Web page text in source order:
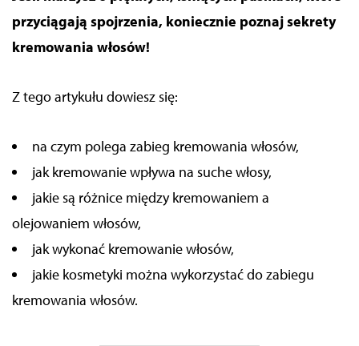
przyciągają spojrzenia, koniecznie poznaj sekrety
kremowania włosów!
Z tego artykułu dowiesz się:
na czym polega zabieg kremowania włosów,
jak kremowanie wpływa na suche włosy,
jakie są różnice między kremowaniem a
olejowaniem włosów,
jak wykonać kremowanie włosów,
jakie kosmetyki można wykorzystać do zabiegu
kremowania włosów.